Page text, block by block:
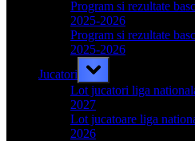
menu
Program si rezultate
2025-2026
Program si rezultate
2025-2026
Jucatori
Toggle
sub-
menu
Lot jucatori liga
2027
Lot jucatoare liga
2026